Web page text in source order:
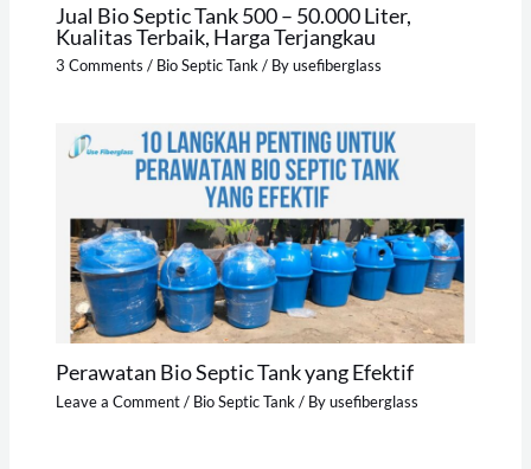
Jual Bio Septic Tank 500 – 50.000 Liter,
Kualitas Terbaik, Harga Terjangkau
3 Comments / Bio Septic Tank/ Byusefiberglass
Perawatan Bio Septic Tank yang Efektif
Leave a Comment/ Bio Septic Tank/ Byusefiberglass